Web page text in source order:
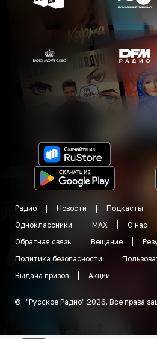
Радио Новости Подкасты
Одноклассники
MAX О нас
Обратная связь
Вещание
Политика безопасности
Выдача призов
Акции
© "Русское Радио" 2026. Все права